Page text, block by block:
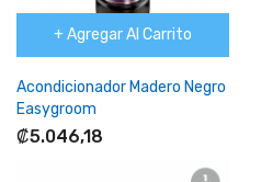
+ Agregar Al Carrito
Acondicionador Madero Negro
Easygroom
₡5.046,18